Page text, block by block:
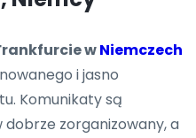
wNiemczech
i jasno
Komunikaty są
zorganizowany, a